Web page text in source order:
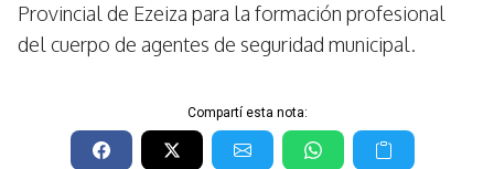
Provincial de Ezeiza para la formación profesional
del cuerpo de agentes de seguridad municipal.
Compartí esta nota: